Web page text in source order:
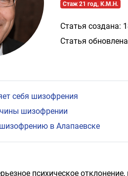
Стаж 21 год, К.М.Н.
Статья создана:
Статья
себя шизофрения
шизофрении
в Алапаевске
психическое